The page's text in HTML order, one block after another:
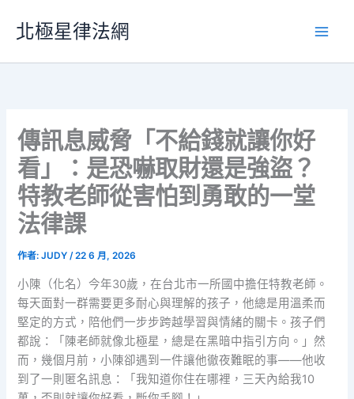
要
北極星律法網
傳訊息威脅「不給錢就讓你好
看」：是恐嚇取財還是強盜？
特教老師從害怕到勇敢的一堂
法律課
作者:JUDY/22 6 月, 2026
小陳（化名）今年30歲，在台北市一所國中擔任特教老師。
每天面對一群需要更多耐心與理解的孩子，他總是用溫柔而
堅定的方式，陪他們一步步跨越學習與情緒的關卡。孩子們
都說：「陳老師就像北極星，總是在黑暗中指引方向。」然
而，幾個月前，小陳卻遇到一件讓他徹夜難眠的事——他收
到了一則匿名訊息：「我知道你住在哪裡，三天內給我10